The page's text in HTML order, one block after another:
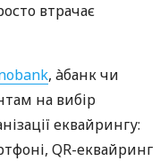
втрачає
, àбанк чи
на вибір
еквайрингу:
QR-еквайринг